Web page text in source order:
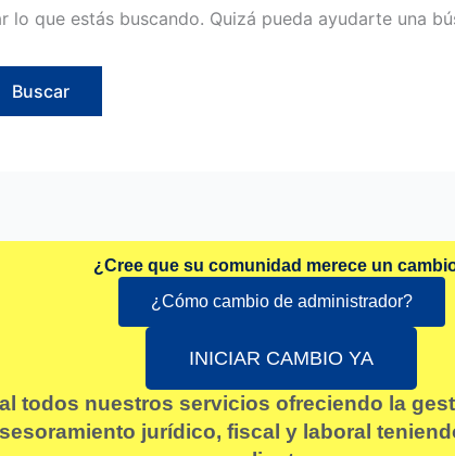
lo que estás buscando. Quizá pueda ayudarte una
¿Cree que su comunidad merece un
¿Cómo cambio de administrador?
INICIAR CAMBIO YA
todos nuestros servicios ofreciendo la
jurídico, fiscal y laboral